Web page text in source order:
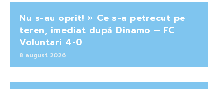
Nu s-au oprit! » Ce s-a petrecut pe
teren, imediat după Dinamo – FC
Voluntari 4-0
8 august 2026